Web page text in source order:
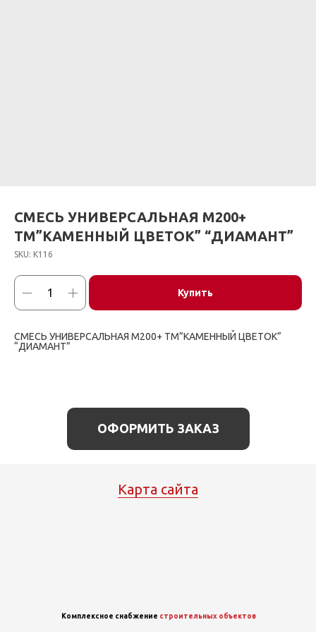
СМЕСЬ УНИВЕРСАЛЬНАЯ М200+
ТМ”КАМЕННЫЙ ЦВЕТОК” “ДИАМАНТ”
SKU: К116
Купить
СМЕСЬ УНИВЕРСАЛЬНАЯ М200+ ТМ”КАМЕННЫЙ ЦВЕТОК”
“ДИАМАНТ”
ОФОРМИТЬ ЗАКАЗ
Комплексное снабжение строительных объектов
Карта сайта